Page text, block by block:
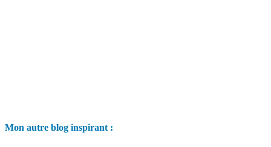
Mon autre blog inspirant :